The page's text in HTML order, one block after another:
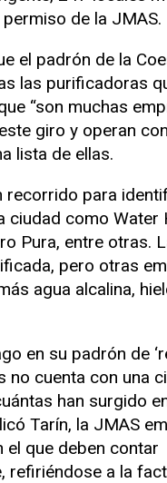
de la JMAS.
el padrón de la
las purificadoras
“son muchas
giro y operan
lista de ellas.
recorrido para
ciudad como Water
Pura, entre otras.
pero otras
agua alcalina,
en su padrón de
no cuenta con una
han surgido
Tarín, la JMAS
el que deben contar
refiriéndose a la